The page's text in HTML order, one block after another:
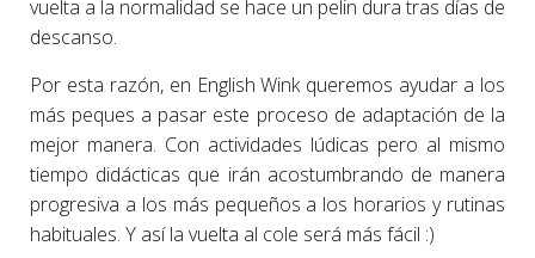
vuelta a la normalidad se hace un pelin dura tras días de
descanso.
Por esta razón, en English Wink queremos ayudar a los
más peques a pasar este proceso de adaptación de la
mejor manera. Con actividades lúdicas pero al mismo
tiempo didácticas que irán acostumbrando de manera
progresiva a los más pequeños a los horarios y rutinas
habituales. Y así la vuelta al cole será más fácil :)